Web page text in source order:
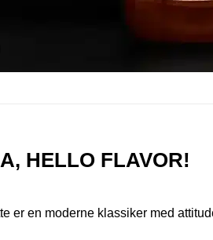
HELLO FLAVOR!
er en moderne klassiker med